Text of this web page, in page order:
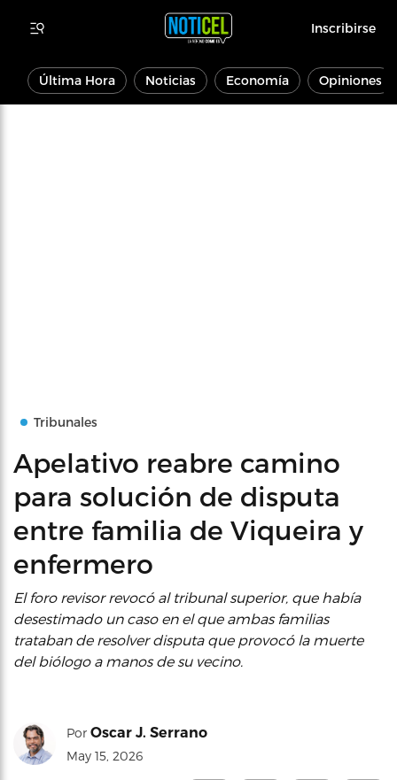
Inscribirse
Última Hora Noticias Economía Opiniones
Tribunales
Apelativo reabre camino
para solución de disputa
entre familia de Viqueira y
enfermero
El foro revisor revocó al tribunal superior, que había
desestimado un caso en el que ambas familias
trataban de resolver disputa que provocó la muerte
del biólogo a manos de su vecino.
Por Oscar J. Serrano
May 15, 2026